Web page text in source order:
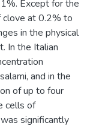
Except for the
clove at 0.2% to
in the physical
In the Italian
and in the
of up to four
cells of
significantly